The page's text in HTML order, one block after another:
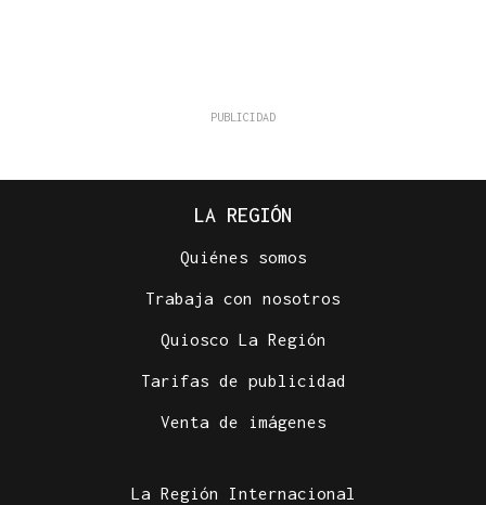
LA REGIÓN
Quiénes somos
Trabaja con nosotros
Quiosco La Región
Tarifas de publicidad
Venta de imágenes
La Región Internacional